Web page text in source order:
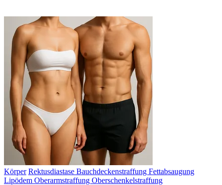
Körper Rektusdiastase Bauchdeckenstraffung Fettabsaugung
Lipödem Oberarmstraffung Oberschenkelstraffung